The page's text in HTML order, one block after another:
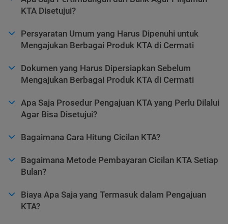
KTA Disetujui?
Persyaratan Umum yang Harus Dipenuhi untuk
Mengajukan Berbagai Produk KTA di Cermati
Dokumen yang Harus Dipersiapkan Sebelum
Mengajukan Berbagai Produk KTA di Cermati
Apa Saja Prosedur Pengajuan KTA yang Perlu Dilalui
Agar Bisa Disetujui?
Bagaimana Cara Hitung Cicilan KTA?
Bagaimana Metode Pembayaran Cicilan KTA Setiap
Bulan?
Biaya Apa Saja yang Termasuk dalam Pengajuan
KTA?